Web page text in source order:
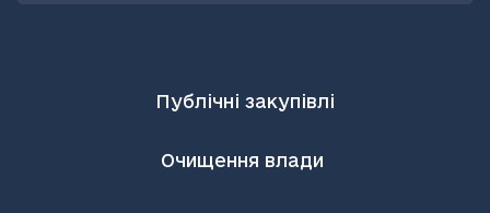
Публічні закупівлі
Очищення влади